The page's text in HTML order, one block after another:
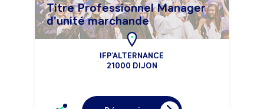
Titre Professionnel Manager
d'unité marchande
IFP'ALTERNANCE
21000 DIJON